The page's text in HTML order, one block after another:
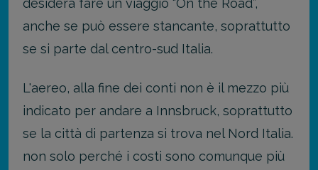
desidera fare un viaggio “On the Road”,
anche se può essere stancante, soprattutto
se si parte dal centro-sud Italia.
L'aereo, alla fine dei conti non è il mezzo più
indicato per andare a Innsbruck, soprattutto
se la città di partenza si trova nel Nord Italia.
non solo perché i costi sono comunque più